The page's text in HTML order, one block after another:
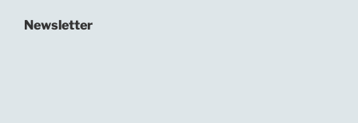
Newsletter